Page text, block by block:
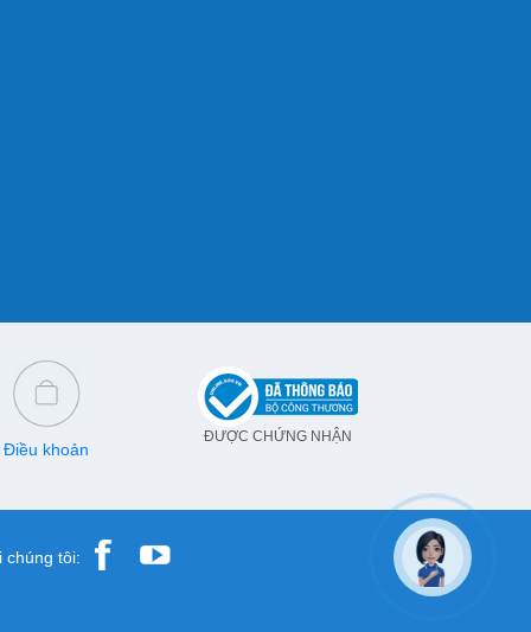
Điều khoản
ĐƯỢC CHỨNG NHẬN
chúng tôi: